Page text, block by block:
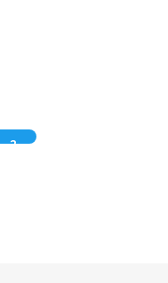
2